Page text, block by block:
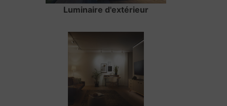
Luminaire d'extérieur